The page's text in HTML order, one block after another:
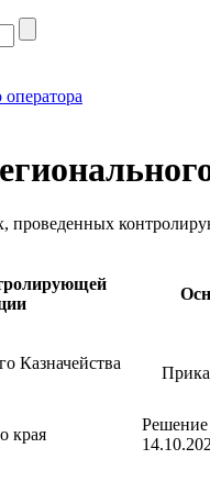
проведенных
Казначейства
края
Решение